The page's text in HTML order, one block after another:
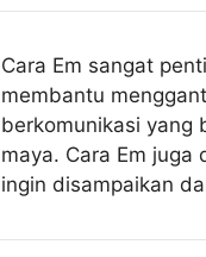
Cara Em sangat
membantu
berkomunikasi yang
maya. Cara Em juga
ingin disampaikan